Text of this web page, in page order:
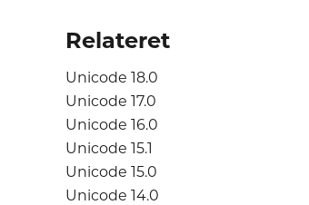
Relateret
Unicode 18.0
Unicode 17.0
Unicode 16.0
Unicode 15.1
Unicode 15.0
Unicode 14.0